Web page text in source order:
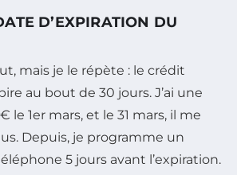
D’EXPIRATION DU
mais je le répète : le crédit
au bout de 30 jours. J’ai une
le 1er mars, et le 31 mars, il me
Depuis, je programme un
5 jours avant l’expiration.